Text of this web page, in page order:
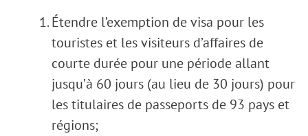
Étendre l’exemption de visa pour les
touristes et les visiteurs d’affaires de
courte durée pour une période allant
jusqu’à 60 jours (au lieu de 30 jours) pour
les titulaires de passeports de 93 pays et
régions;